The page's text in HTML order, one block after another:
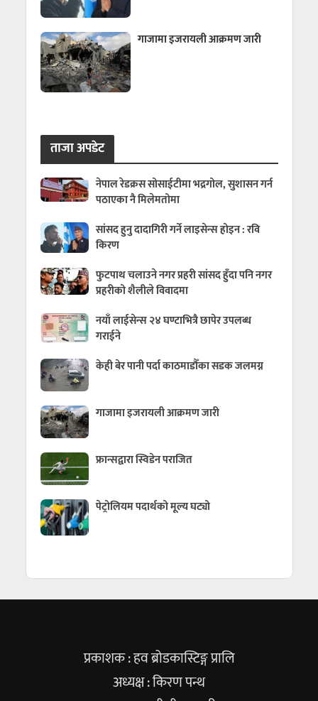
गाजामा इजरायली आक्रमण जारी
ताजा अपडेट
नेपाल रेडक्रस सोसाईटीमा भद्रगोल, सुशासन गर्न
पठाएका नै मिलेमतोमा
सांसद हुनु दादागिरी गर्ने लाइसेन्स होइन : रवि
किरण
फुटपाथ चलाउने नगर प्रहरी सांसद हुँदा पनि नगर
प्रहरीको शैलीले विवादमा
नयाँ लाईसेन्स २४ घण्टाभित्रै छापेर उपलब्ध
गराईने
केही बेर पानी पर्दा काठमाडौँका सडक जलमग्न
गाजामा इजरायली आक्रमण जारी
फ्रान्सद्वारा स्विडेन पराजित
पेट्रोलियम पदार्थको मूल्य घट्यो
प्रकाशक : हव ब्रोडकास्टिङ्ग प्रालि
अध्यक्ष : किरण पन्थ